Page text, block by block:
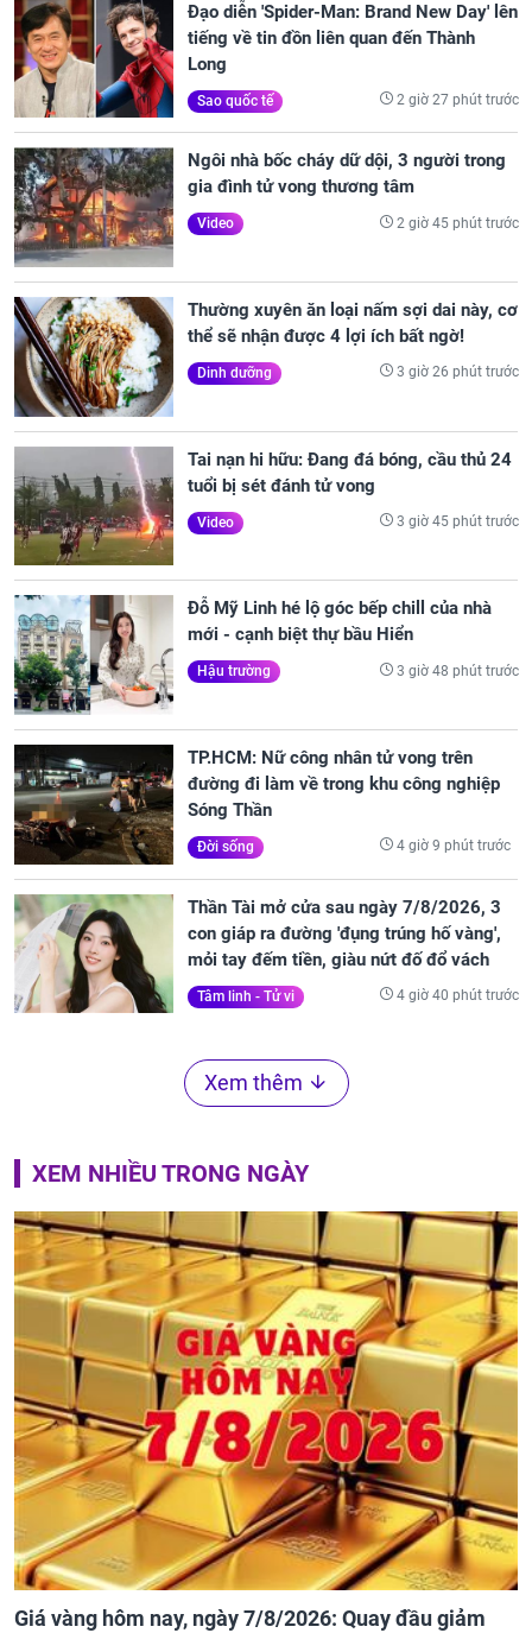
Đạo diễn 'Spider-Man: Brand New Day' lên
tiếng về tin đồn liên quan đến Thành
Long
Sao quốc tế 2 giờ 27 phút trước
Ngôi nhà bốc cháy dữ dội, 3 người trong
gia đình tử vong thương tâm
Video 2 giờ 45 phút trước
Thường xuyên ăn loại nấm sợi dai này, cơ
thể sẽ nhận được 4 lợi ích bất ngờ!
Dinh dưỡng 3 giờ 26 phút trước
Tai nạn hi hữu: Đang đá bóng, cầu thủ 24
tuổi bị sét đánh tử vong
Video 3 giờ 45 phút trước
Đỗ Mỹ Linh hé lộ góc bếp chill của nhà
mới - cạnh biệt thự bầu Hiển
Hậu trường 3 giờ 48 phút trước
TP.HCM: Nữ công nhân tử vong trên
đường đi làm về trong khu công nghiệp
Sóng Thần
Đời sống 4 giờ 9 phút trước
Thần Tài mở cửa sau ngày 7/8/2026, 3
con giáp ra đường 'đụng trúng hố vàng',
mỏi tay đếm tiền, giàu nứt đố đổ vách
Tâm linh - Tử vi 4 giờ 40 phút trước
Xem thêm
XEM NHIỀU TRONG NGÀY
Giá vàng hôm nay, ngày 7/8/2026: Quay đầu giảm